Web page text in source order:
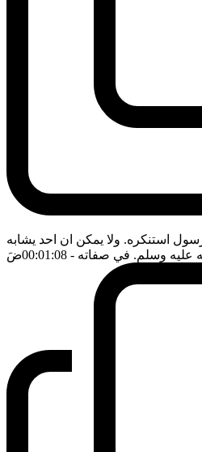
استنكره. ولا يمكن ان احد يشابه
عليه وسلم. في صفاته - 00:01:08 ضَ